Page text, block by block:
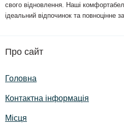
свого відновлення. Наші
ідеальний відпочинок та повноцінне
Про сайт
Головна
Контактна інформація
Місця